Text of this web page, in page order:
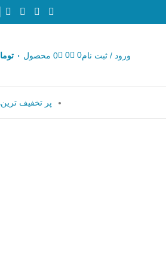
ورود / ثبت نام0
0
0 محصول ۰
پر تخفیف